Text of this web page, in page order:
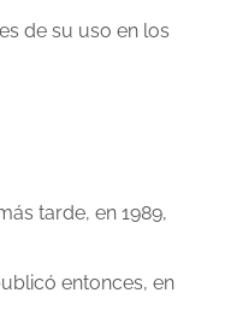
de su uso en los
tarde, en 1989,
entonces, en